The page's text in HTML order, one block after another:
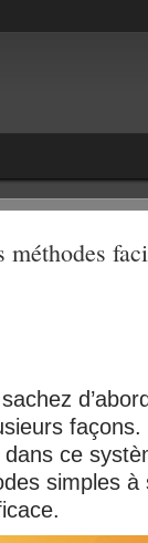
ce
simples à